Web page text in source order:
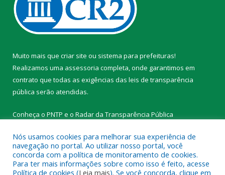
Muito mais que criar site ou sistema para prefeituras!
Realizamos uma assessoria completa, onde garantimos em
contrato que todas as exigências das leis de transparência
pública serão atendidas.
Conheça o PNTP e o Radar da Transparência Pública
Todos os direitos reservados a Prefeitura Municipal de
Nós usamos cookies para melhorar sua experiência de
navegação no portal. Ao utilizar nosso portal, você
concorda com a política de monitoramento de cookies.
Para ter mais informações sobre como isso é feito, acesse
Política de cookies (Leia mais). Se você concorda, clique em